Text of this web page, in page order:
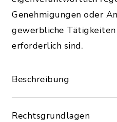
Genehmigungen oder
gewerbliche
erforderlich sind.
Beschreibung
Rechtsgrundlagen